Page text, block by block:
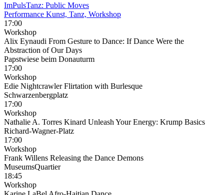
ImPulsTanz: Public Moves
Performance Kunst, Tanz, Workshop
17:00
Workshop
Alix Eynaudi From Gesture to Dance: If Dance Were the
Abstraction of Our Days
Papstwiese beim Donauturm
17:00
Workshop
Edie Nightcrawler Flirtation with Burlesque
Schwarzenbergplatz
17:00
Workshop
Nathalie A. Torres Kinard Unleash Your Energy: Krump Basics
Richard-Wagner-Platz
17:00
Workshop
Frank Willens Releasing the Dance Demons
MuseumsQuartier
18:45
Workshop